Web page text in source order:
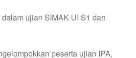
ujian SIMAK UI S1 dan
peserta ujian IPA,